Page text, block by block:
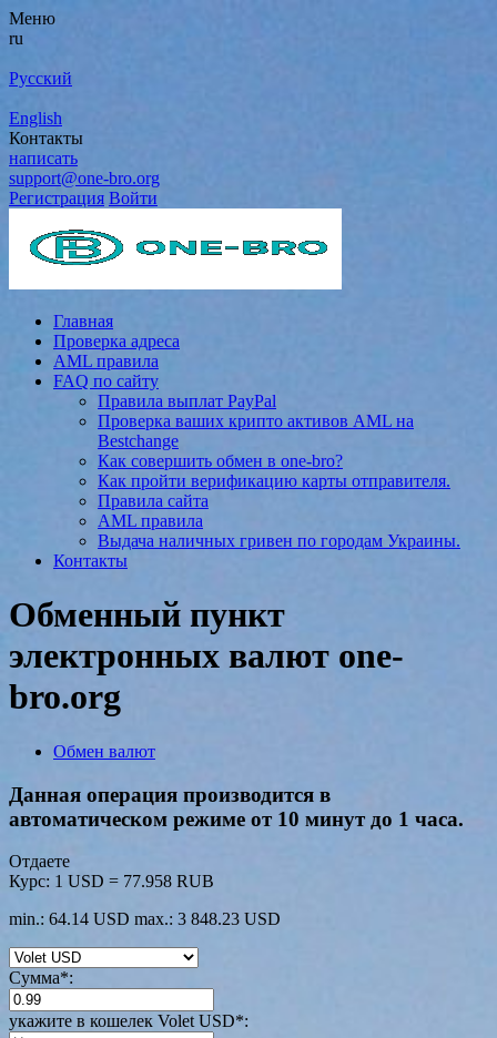
Меню
ru
Русский
English
Контакты
написать
support@one-bro.org
Регистрация Войти
Главная
Проверка адреса
AML правила
FAQ по сайту
Правила выплат PayPal
Проверка ваших крипто активов AML на
Bestchange
Как совершить обмен в one-bro?
Как пройти верификацию карты отправителя.
Правила сайта
AML правила
Выдача наличных гривен по городам Украины.
Контакты
Обменный пункт
электронных валют one-
bro.org
Обмен валют
Данная операция производится в
автоматическом режиме от 10 минут до 1 часа.
Отдаете
Курс: 1 USD = 77.958 RUB
min.: 64.14 USD max.: 3 848.23 USD
Сумма*:
укажите в кошелек Volet USD*: